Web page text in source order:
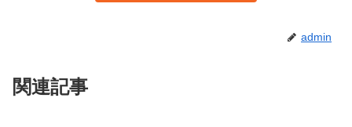
admin
関連記事